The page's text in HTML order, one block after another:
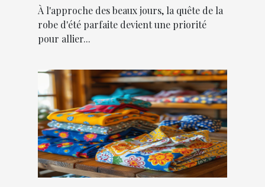
À l'approche des beaux jours, la quête de la
robe d'été parfaite devient une priorité
pour allier...